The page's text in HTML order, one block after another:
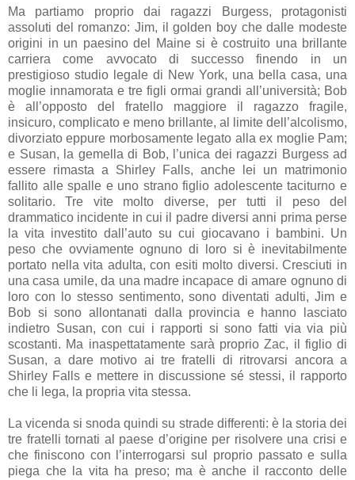
Ma partiamo proprio dai ragazzi Burgess, protagonisti
assoluti del romanzo: Jim, il golden boy che dalle modeste
origini in un paesino del Maine si è costruito una brillante
carriera come avvocato di successo finendo in un
prestigioso studio legale di New York, una bella casa, una
moglie innamorata e tre figli ormai grandi all’università; Bob
è all’opposto del fratello maggiore il ragazzo fragile,
insicuro, complicato e meno brillante, al limite dell’alcolismo,
divorziato eppure morbosamente legato alla ex moglie Pam;
e Susan, la gemella di Bob, l’unica dei ragazzi Burgess ad
essere rimasta a Shirley Falls, anche lei un matrimonio
fallito alle spalle e uno strano figlio adolescente taciturno e
solitario. Tre vite molto diverse, per tutti il peso del
drammatico incidente in cui il padre diversi anni prima perse
la vita investito dall’auto su cui giocavano i bambini. Un
peso che ovviamente ognuno di loro si è inevitabilmente
portato nella vita adulta, con esiti molto diversi. Cresciuti in
una casa umile, da una madre incapace di amare ognuno di
loro con lo stesso sentimento, sono diventati adulti, Jim e
Bob si sono allontanati dalla provincia e hanno lasciato
indietro Susan, con cui i rapporti si sono fatti via via più
scostanti. Ma inaspettatamente sarà proprio Zac, il figlio di
Susan, a dare motivo ai tre fratelli di ritrovarsi ancora a
Shirley Falls e mettere in discussione sé stessi, il rapporto
che li lega, la propria vita stessa.
La vicenda si snoda quindi su strade differenti: è la storia dei
tre fratelli tornati al paese d’origine per risolvere una crisi e
che finiscono con l’interrogarsi sul proprio passato e sulla
piega che la vita ha preso; ma è anche il racconto delle